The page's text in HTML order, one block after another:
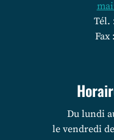
Tél.
Fax
Du lundi
le vendredi